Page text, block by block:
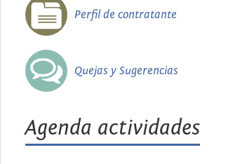
Perfil de contratante
Quejas y Sugerencias
Agenda actividades